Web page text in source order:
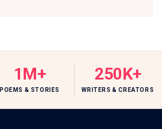
1M+
POEMS & STORIES
250K+
WRITERS & CREATORS